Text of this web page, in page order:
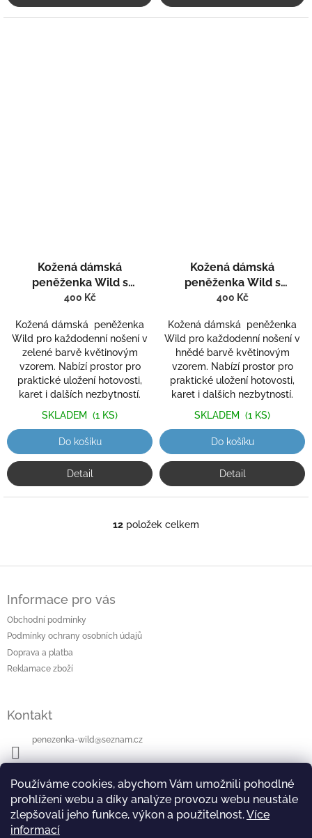
Používáme cookies, abychom Vám umožnili pohodlné
prohlížení webu a díky analýze provozu webu neustále
zlepšovali jeho funkce, výkon a použitelnost.Více
informací
Kožená dámská
peněženka Wild s
květinovým vzorem R 641-
400 Kč
Kožená dámská peněženka
Wild pro každodenní nošení v
zelené barvě květinovým
vzorem. Nabízí prostor pro
praktické uložení hotovosti,
karet i dalších nezbytností.
SKLADEM (1 KS)
Do košíku
Detail
Kožená dámská
peněženka Wild s
květinovým vzorem R 641-
400 Kč
Kožená dámská peněženka
Wild pro každodenní nošení v
hnědé barvě květinovým
vzorem. Nabízí prostor pro
praktické uložení hotovosti,
karet i dalších nezbytností.
SKLADEM (1 KS)
Do košíku
Detail
O
á
s
12 položek celkem
Informace pro vás
Obchodní podmínky
Podmínky ochrany osobních údajů
Doprava a platba
Reklamace zboží
Kontakt
penezenka-wild@seznam.cz
Přijímáme online platby